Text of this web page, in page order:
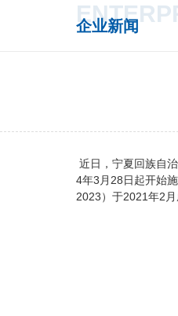
企业新闻
近日，宁夏回族自
4年3月28日起开始
2023）于2021年2